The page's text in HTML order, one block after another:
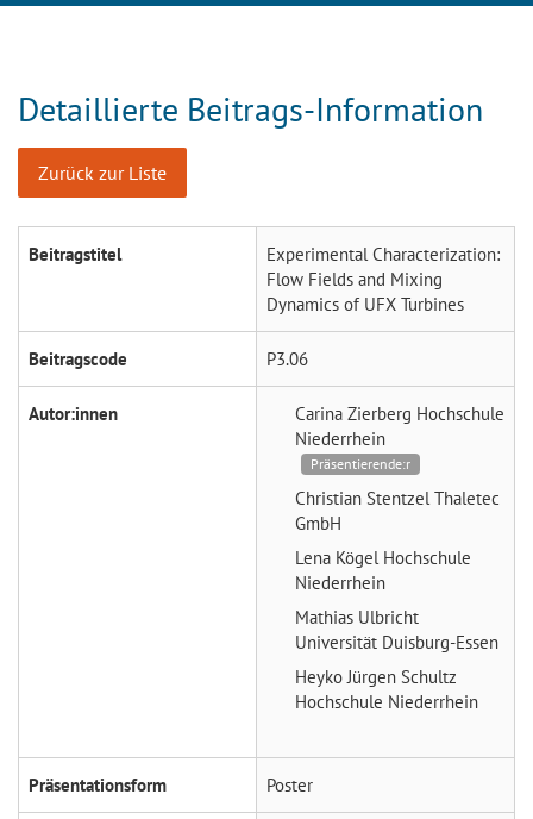
Detaillierte Beitrags-Information
Zurück zur Liste
Beitragstitel
Experimental Characterization:
Flow Fields and Mixing
Dynamics of UFX Turbines
Beitragscode P3.06
Autor:innen Carina Zierberg Hochschule
Niederrhein
Präsentierende:r
Christian StentzelThaletec
GmbH
Lena Kögel Hochschule
Niederrhein
Mathias Ulbricht
Universität Duisburg-Essen
Heyko Jürgen Schultz
Hochschule Niederrhein
Präsentationsform Poster